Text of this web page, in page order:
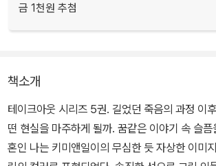
금 1천원 추첨
책소개
테이크아웃 시리즈 5권. 길었던 죽음의 과정 이
떤 현실을 마주하게 될까. 꿈같은 이야기 속 슬
혼인 나는 키미앤일이의 무심한 듯 자상한 이미